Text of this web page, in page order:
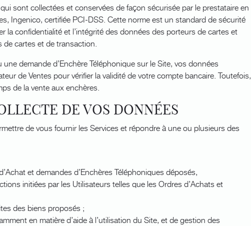
sont collectées et conservées de façon sécurisée par le prestataire en
Ingenico, certifiée PCI-DSS. Cette norme est un standard de sécurité
la confidentialité et l’intégrité des données des porteurs de cartes et
cartes et de transaction.
demande d’Enchère Téléphonique sur le Site, vos données
de Ventes pour vérifier la validité de votre compte bancaire. Toutefois,
de la vente aux enchères.
DE VOS DONNÉES
de vous fournir les Services et répondre à une ou plusieurs des
et demandes d’Enchères Téléphoniques déposés,
initiées par les Utilisateurs telles que les Ordres d’Achats et
des biens proposés ;
en matière d’aide à l’utilisation du Site, et de gestion des